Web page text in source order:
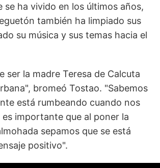
se ha vivido en los últimos años,
también ha limpiado sus
su música y sus temas hacia el
ser la madre Teresa de Calcuta
bromeó Tostao. "Sabemos
está rumbeando cuando nos
es importante que al poner la
sepamos que se está
positivo".